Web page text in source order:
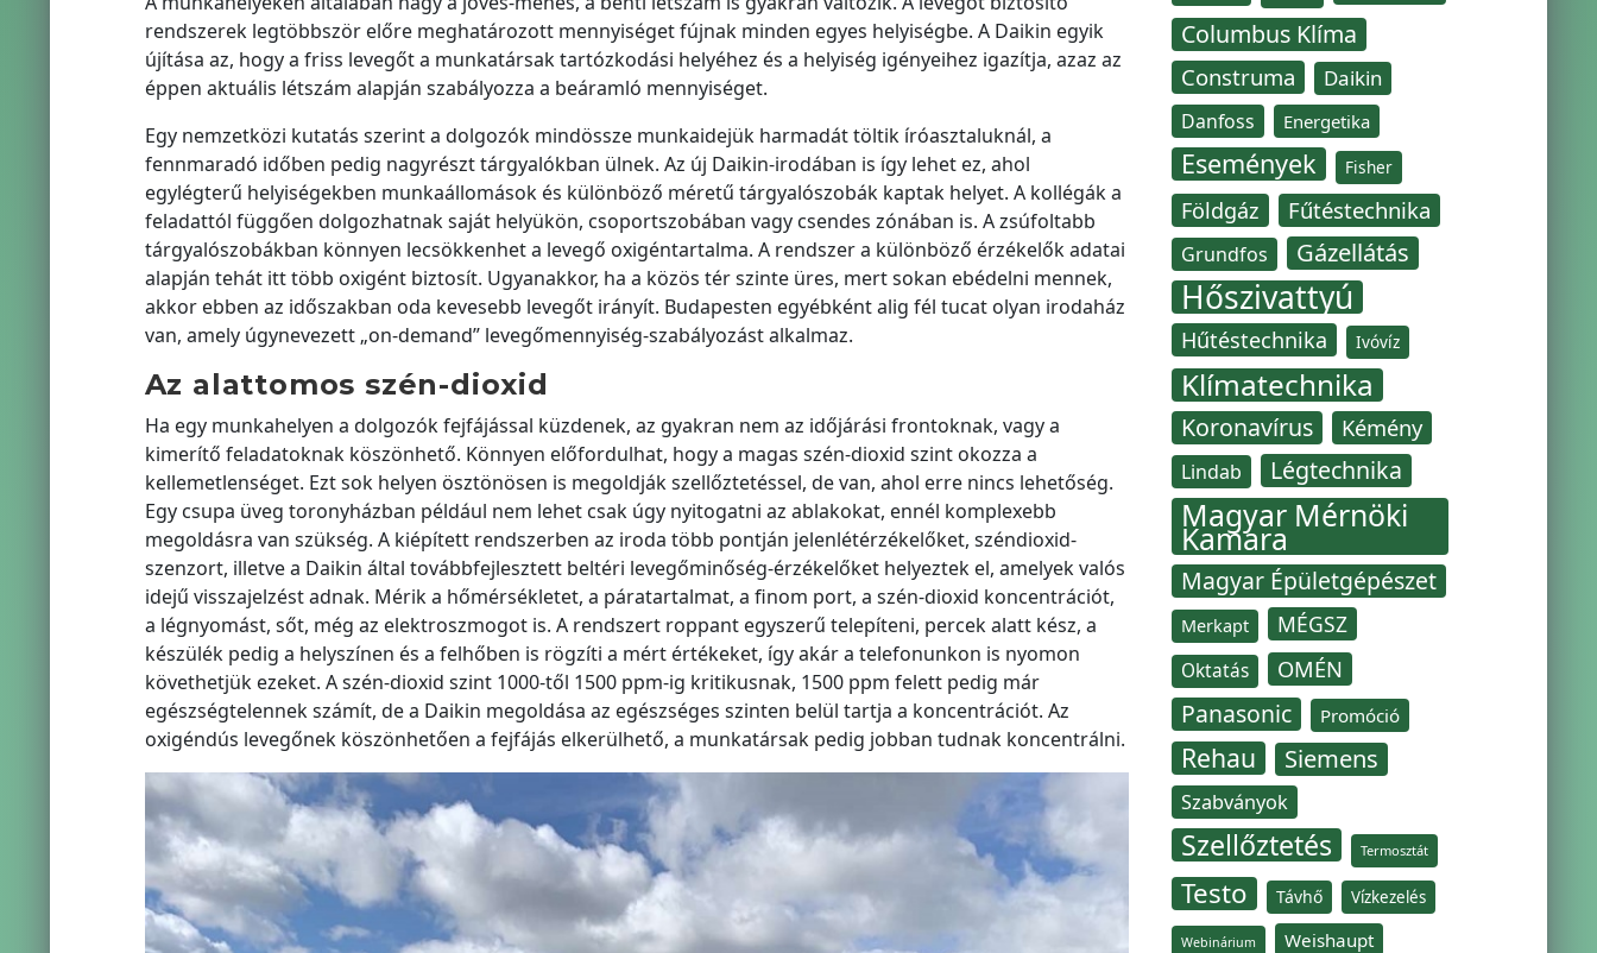
rendszerek legtöbbször előre meghatározott mennyiséget fújnak minden egyes helyiségbe. A Daikin egyik
újítása az, hogy a friss levegőt a munkatársak tartózkodási helyéhez és a helyiség igényeihez igazítja, azaz az
éppen aktuális létszám alapján szabályozza a beáramló mennyiséget.
Egy nemzetközi kutatás szerint a dolgozók mindössze munkaidejük harmadát töltik íróasztaluknál, a
fennmaradó időben pedig nagyrészt tárgyalókban ülnek. Az új Daikin-irodában is így lehet ez, ahol
egylégterű helyiségekben munkaállomások és különböző méretű tárgyalószobák kaptak helyet. A kollégák a
feladattól függően dolgozhatnak saját helyükön, csoportszobában vagy csendes zónában is. A zsúfoltabb
tárgyalószobákban könnyen lecsökkenhet a levegő oxigéntartalma. A rendszer a különböző érzékelők adatai
alapján tehát itt több oxigént biztosít. Ugyanakkor, ha a közös tér szinte üres, mert sokan ebédelni mennek,
akkor ebben az időszakban oda kevesebb levegőt irányít. Budapesten egyébként alig fél tucat olyan irodaház
van, amely úgynevezett „on-demand” levegőmennyiség-szabályozást alkalmaz.
Az alattomos szén-dioxid
Ha egy munkahelyen a dolgozók fejfájással küzdenek, az gyakran nem az időjárási frontoknak, vagy a
kimerítő feladatoknak köszönhető. Könnyen előfordulhat, hogy a magas szén-dioxid szint okozza a
kellemetlenséget. Ezt sok helyen ösztönösen is megoldják szellőztetéssel, de van, ahol erre nincs lehetőség.
Egy csupa üveg toronyházban például nem lehet csak úgy nyitogatni az ablakokat, ennél komplexebb
megoldásra van szükség. A kiépített rendszerben az iroda több pontján jelenlétérzékelőket, széndioxid-
szenzort, illetve a Daikin által továbbfejlesztett beltéri levegőminőség-érzékelőket helyeztek el, amelyek valós
idejű visszajelzést adnak. Mérik a hőmérsékletet, a páratartalmat, a finom port, a szén-dioxid koncentrációt,
a légnyomást, sőt, még az elektroszmogot is. A rendszert roppant egyszerű telepíteni, percek alatt kész, a
készülék pedig a helyszínen és a felhőben is rögzíti a mért értékeket, így akár a telefonunkon is nyomon
követhetjük ezeket. A szén-dioxid szint 1000-től 1500 ppm-ig kritikusnak, 1500 ppm felett pedig már
egészségtelennek számít, de a Daikin megoldása az egészséges szinten belül tartja a koncentrációt. Az
oxigéndús levegőnek köszönhetően a fejfájás elkerülhető, a munkatársak pedig jobban tudnak koncentrálni.
Columbus Klíma
Construma Daikin
Danfoss Energetika
Események Fisher
Földgáz Fűtéstechnika
Grundfos Gázellátás
Hőszivattyú
Hűtéstechnika Ivóvíz
Klímatechnika
Koronavírus Kémény
Lindab Légtechnika
Magyar Mérnöki
Kamara
Magyar Épületgépészet
Merkapt MÉGSZ
Oktatás OMÉN
Panasonic Promóció
Rehau Siemens
Szabványok
Szellőztetés Termosztát
Testo Távhő Vízkezelés
Webinárium Weishaupt